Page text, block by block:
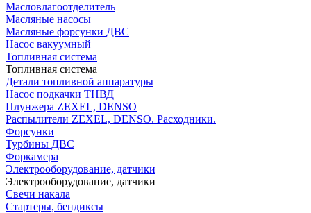
Масловлагоотделитель
Масляные насосы
Масляные форсунки ДВС
Насос вакуумный
Топливная система
Топливная система
Детали топливной аппаратуры
Насос подкачки ТНВД
Плунжера ZEXEL, DENSO
Распылители ZEXEL, DENSO. Расходники.
Форсунки
Турбины ДВС
Форкамера
Электрооборудование, датчики
Электрооборудование, датчики
Свечи накала
Стартеры, бендиксы